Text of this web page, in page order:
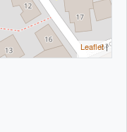
Leaflet|